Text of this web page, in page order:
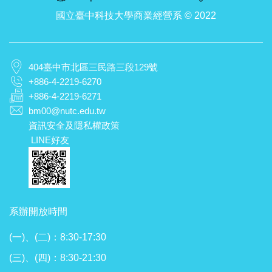
國立臺中科技大學商業經營系 © 2022
404臺中市北區三民路三段129號
+886-4-2219-6270
+886-4-2219-6271
bm00@nutc.edu.tw
資訊安全及隱私權政策
LINE好友
系辦開放時間
(一)、(二)：8:30-17:30
(三)、(四)：8:30-21:30